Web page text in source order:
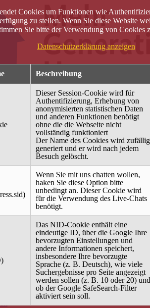
Mütterzentrum
aktiv
unterwegs
/ Kurs suchen
& Elternschaft
Cookies um Funktionen wie
zu stellen. Wenn Sie diese Website
Sie bitte der Verwendung von Cookies
Datenschutzerklärung anzeigen
Beschreibung
Dieser Session-Cookie wird für
Authentifizierung, Erhebung von
anonymisierten statistischen Daten
und anderen Funktionen benötigt
ohne die die Webseite nicht
vollständig funktioniert
Der Name des Cookies wird zufällig
generiert und er wird nach jedem
Besuch gelöscht.
Wenn Sie mit uns chatten wollen,
haken Sie diese Option bitte
unbedingt an. Dieser Cookie wird
für die Verwendung des Live-Chats
benötigt.
Das NID-Cookie enthält eine
eindeutige ID, über die Google Ihre
bevorzugten Einstellungen und
andere Informationen speichert,
insbesondere Ihre bevorzugte
Sprache (z. B. Deutsch), wie viele
Suchergebnisse pro Seite angezeigt
werden sollen (z. B. 10 oder 20) und
ob der Google SafeSearch-Filter
aktiviert sein soll.